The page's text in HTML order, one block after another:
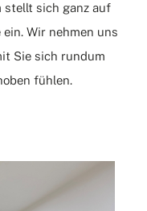
stellt sich ganz auf
Wir nehmen uns
Sie sich rundum
fühlen.